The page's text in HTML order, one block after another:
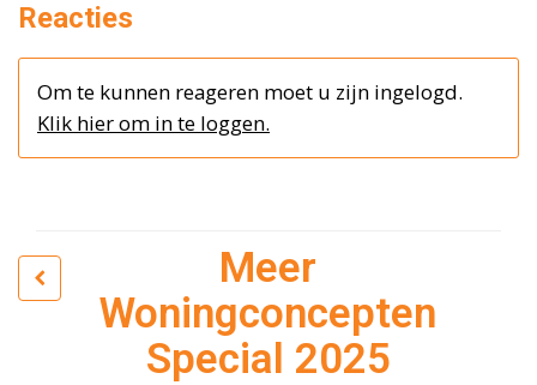
Reacties
Om te kunnen reageren moet u zijn ingelogd.
Klik hier om in te loggen.
Meer
Woningconcepten
Special 2025